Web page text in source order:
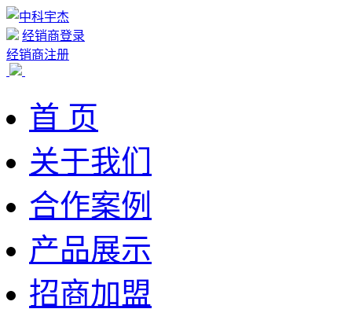
经销商登录
经销商注册
首 页
关于我们
合作案例
产品展示
招商加盟